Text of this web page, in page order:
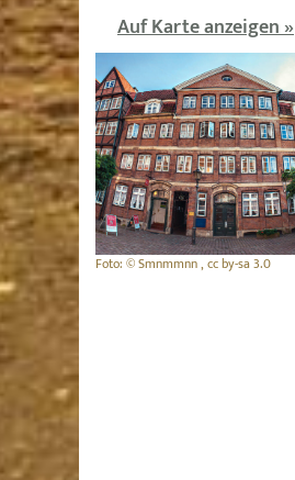
Auf Karte anzeigen »
Foto: © Smnmmnn , cc by-sa 3.0